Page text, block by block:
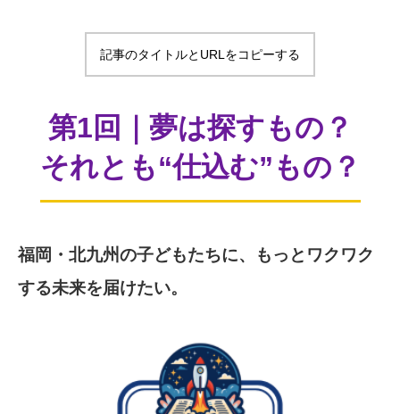
記事のタイトルとURLをコピーする
第1回｜夢は探すもの？
それとも“仕込む”もの？
福岡・北九州の子どもたちに、もっとワクワク
する未来を届けたい。